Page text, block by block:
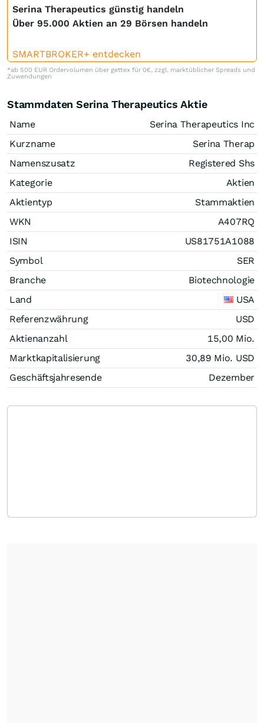
Serina Therapeutics günstig handeln
Über 95.000 Aktien an 29 Börsen handeln
SMARTBROKER+ entdecken
*ab 500 EUR Ordervolumen über gettex für 0€, zzgl. marktüblicher Spreads und
Zuwendungen
Stammdaten Serina Therapeutics Aktie
Name
Serina Therapeutics Inc
Kurzname
Serina Therap
Namenszusatz
Registered Shs
Kategorie
Aktien
Aktientyp
Stammaktien
WKN
A407RQ
ISIN
US81751A1088
Symbol
SER
Branche
Biotechnologie
Land
USA
Referenzwährung
USD
Aktienanzahl
15,00 Mio.
Marktkapitalisierung
30,89 Mio. USD
Geschäftsjahresende
Dezember